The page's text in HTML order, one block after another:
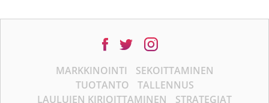
MARKKINOINTI
SEKOITTAMINEN
TUOTANTO
TALLENNUS
LAULUJEN KIRJOITTAMINEN
STRATEGIAT